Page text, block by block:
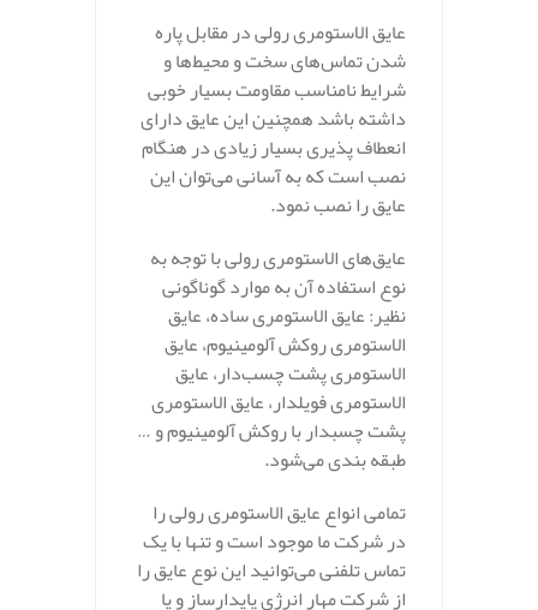
عایق الاستومری رولی در مقابل پاره
شدن تماس‌های سخت و محیط‌ها و
شرایط نامناسب مقاومت بسیار خوبی
داشته باشد همچنین این عایق دارای
انعطاف پذیری بسیار زیادی در هنگام
نصب است که به آسانی می‌توان این
عایق را نصب نمود.
عایق‌های الاستومری رولی با توجه به
نوع استفاده آن به موارد گوناگونی
نظیر: عایق الاستومری ساده، عایق
الاستومری روکش آلومینیوم، عایق
الاستومری پشت چسب‌دار، عایق
الاستومری فویلدار، عایق الاستومری
پشت چسبدار با روکش آلومینیوم و …
طبقه بندی می‌شود.
تمامی انواع عایق الاستومری رولی را
در شرکت ما موجود است و تنها با یک
تماس تلفنی می‌توانید این نوع عایق را
از شرکت مهار انرژی پایدارساز و یا